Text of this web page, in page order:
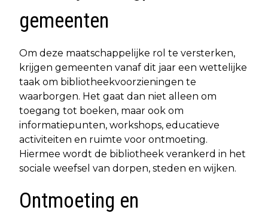
gemeenten
Om deze maatschappelijke rol te versterken,
krijgen gemeenten vanaf dit jaar een wettelijke
taak om bibliotheekvoorzieningen te
waarborgen. Het gaat dan niet alleen om
toegang tot boeken, maar ook om
informatiepunten, workshops, educatieve
activiteiten en ruimte voor ontmoeting.
Hiermee wordt de bibliotheek verankerd in het
sociale weefsel van dorpen, steden en wijken.
Ontmoeting en